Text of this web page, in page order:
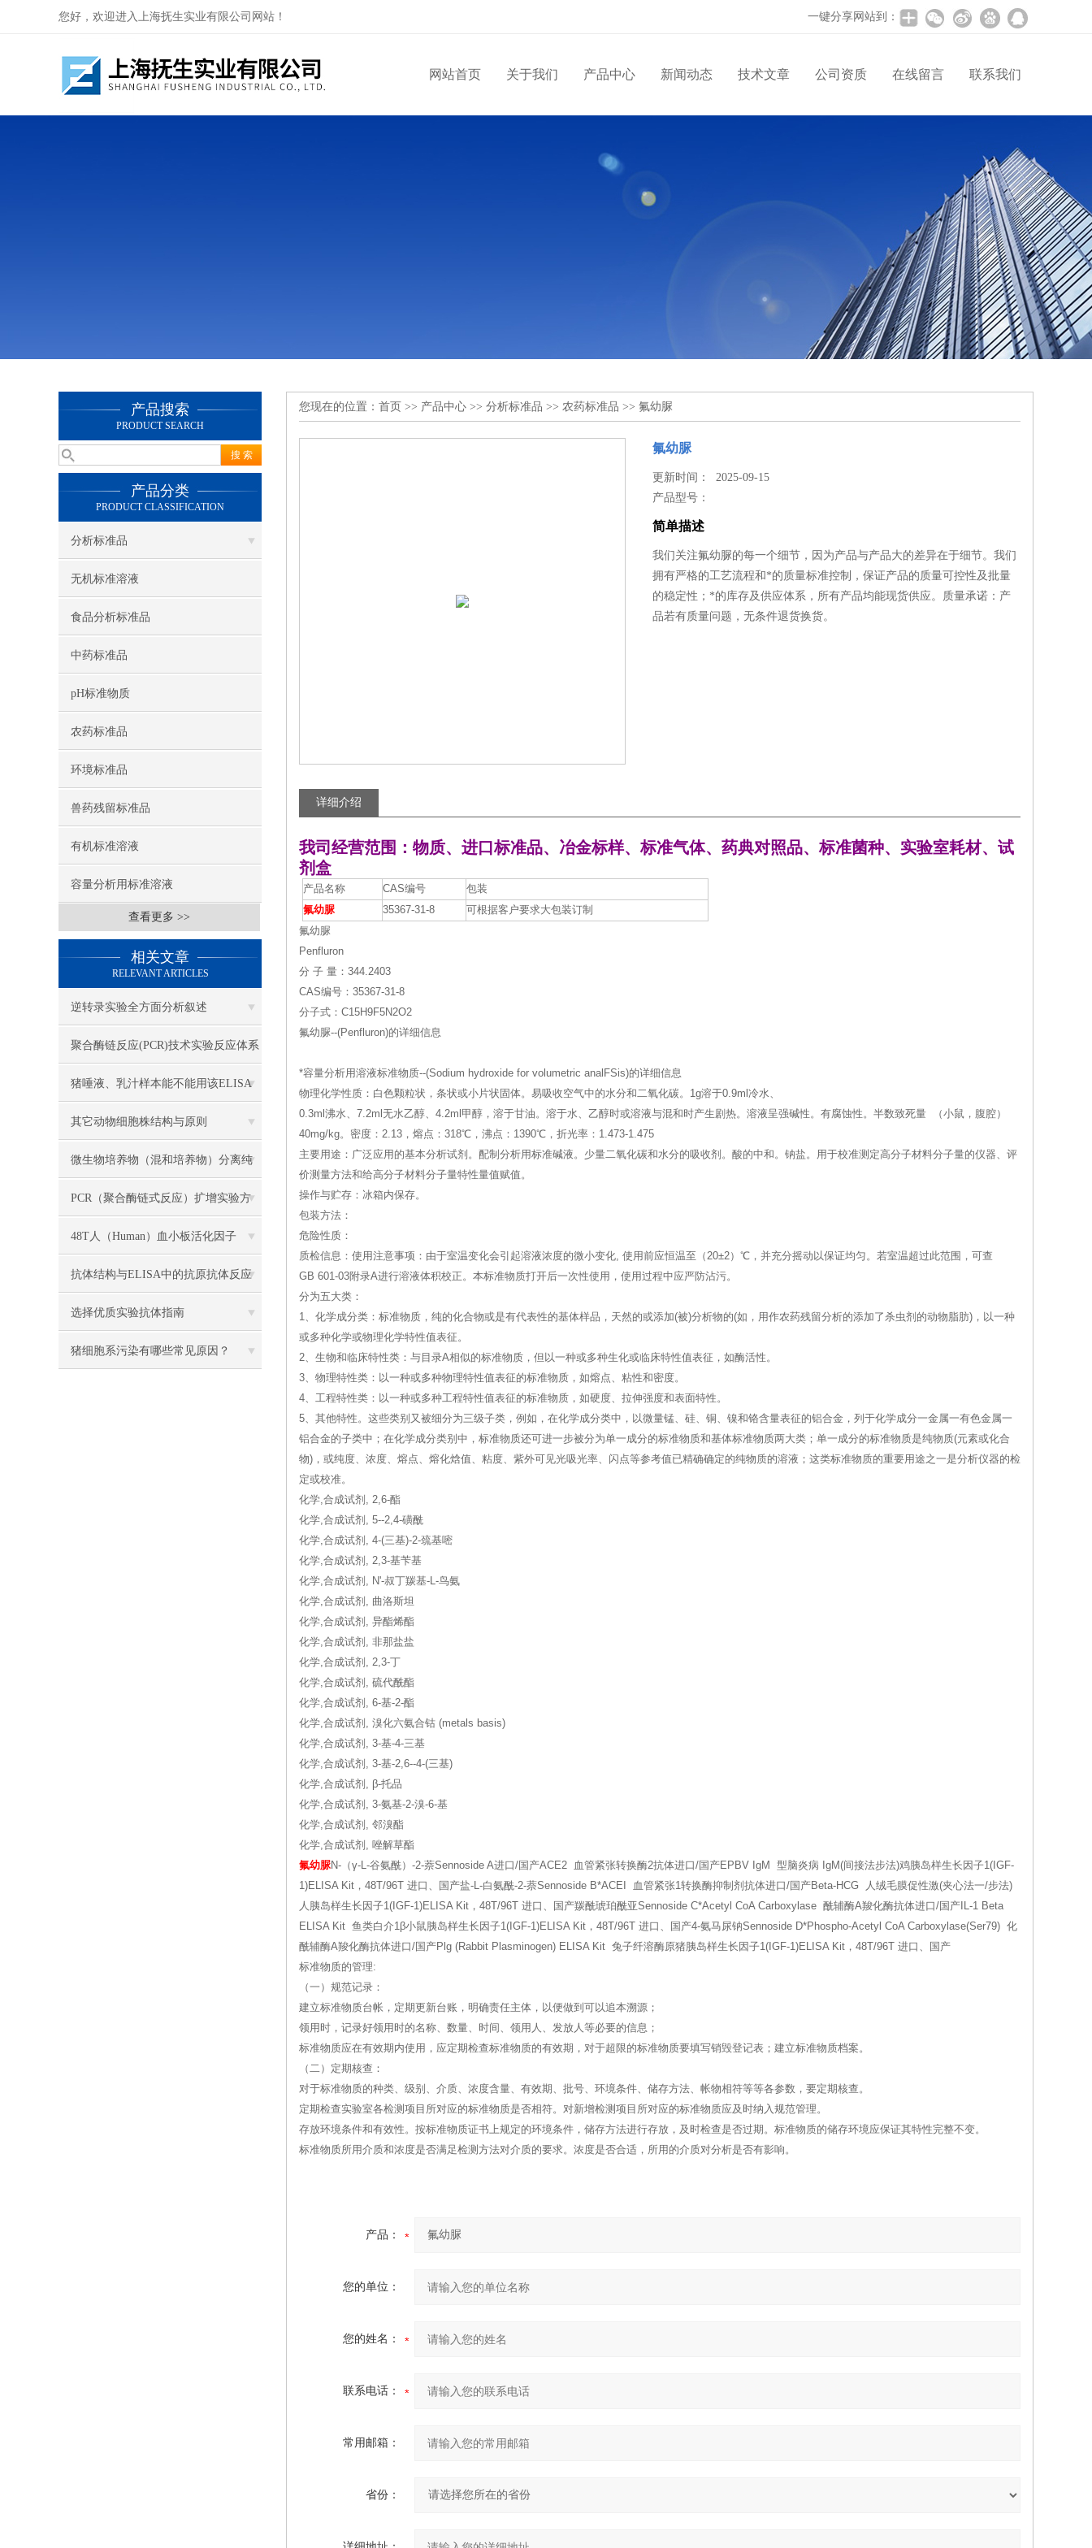
您好，欢迎进入上海抚生实业有限公司网站！ 一键分享网站到：
网站首页 关于我们 产品中心 新闻动态 技术文章 公司资质 在线留言 联系我们
产品搜索
PRODUCT SEARCH
产品分类
PRODUCT CLASSIFICATION
分析标准品
无机标准溶液
食品分析标准品
中药标准品
pH标准物质
农药标准品
环境标准品
兽药残留标准品
有机标准溶液
容量分析用标准溶液
查看更多 >>
相关文章
RELEVANT ARTICLES
逆转录实验全方面分析叙述
聚合酶链反应(PCR)技术实验反应体系
各组份解析
猪唾液、乳汁样本能不能用该ELISA
试剂盒检测？
其它动物细胞株结构与原则
微生物培养物（混和培养物）分离纯
化主要方法介绍
PCR（聚合酶链式反应）扩增实验方
法详述
48T人（Human）血小板活化因子
（PAF） ELISA 检测试剂盒说明书
抗体结构与ELISA中的抗原抗体反应
解读
选择优质实验抗体指南
猪细胞系污染有哪些常见原因？
您现在的位置： 首页 >> 产品中心 >> 分析标准品 >> 农药标准品 >> 氟幼脲
氟幼脲
更新时间： 2025-09-15
产品型号：
简单描述
我们关注氟幼脲的每一个细节，因为产品与产品大的差异在于细节。我们
拥有严格的工艺流程和*的质量标准控制，保证产品的质量可控性及批量
的稳定性；*的库存及供应体系，所有产品均能现货供应。质量承诺：产
品若有质量问题，无条件退货换货。
详细介绍
我司经营范围：物质、进口标准品、冶金标样、标准气体、药典对照品、标准菌种、实验室耗材、试
剂盒
产品名称 CAS编号
包装
氟幼脲
35367-31-8
可根据客户要求大包装订制
氟幼脲
Penfluron
分 子 量：344.2403
CAS编号：35367-31-8
分子式：C15H9F5N2O2
氟幼脲--(Penfluron)的详细信息
*容量分析用溶液标准物质--(Sodium hydroxide for volumetric analFSis)的详细信息
物理化学性质：白色颗粒状，条状或小片状固体。易吸收空气中的水分和二氧化碳。1g溶于0.9ml冷水、
0.3ml沸水、7.2ml无水乙醇、4.2ml甲醇，溶于甘油。溶于水、乙醇时或溶液与混和时产生剧热。溶液呈强碱性。有腐蚀性。半数致死量 （小鼠，腹腔）
40mg/kg。密度：2.13，熔点：318℃，沸点：1390℃，折光率：1.473-1.475
主要用途：广泛应用的基本分析试剂。配制分析用标准碱液。少量二氧化碳和水分的吸收剂。酸的中和。钠盐。用于校准测定高分子材料分子量的仪器、评
价测量方法和给高分子材料分子量特性量值赋值。
操作与贮存：冰箱内保存。
包装方法：
危险性质：
质检信息：使用注意事项：由于室温变化会引起溶液浓度的微小变化, 使用前应恒温至（20±2）℃，并充分摇动以保证均匀。若室温超过此范围，可查
GB 601-03附录A进行溶液体积校正。本标准物质打开后一次性使用，使用过程中应严防沾污。
分为五大类：
1、化学成分类：标准物质，纯的化合物或是有代表性的基体样品，天然的或添加(被)分析物的(如，用作农药残留分析的添加了杀虫剂的动物脂肪)，以一种
或多种化学或物理化学特性值表征。
2、生物和临床特性类：与目录A相似的标准物质，但以一种或多种生化或临床特性值表征，如酶活性。
3、物理特性类：以一种或多种物理特性值表征的标准物质，如熔点、粘性和密度。
4、工程特性类：以一种或多种工程特性值表征的标准物质，如硬度、拉伸强度和表面特性。
5、其他特性。这些类别又被细分为三级子类，例如，在化学成分类中，以微量锰、硅、铜、镍和铬含量表征的铝合金，列于化学成分一金属一有色金属一
铝合金的子类中；在化学成分类别中，标准物质还可进一步被分为单一成分的标准物质和基体标准物质两大类；单一成分的标准物质是纯物质(元素或化合
物)，或纯度、浓度、熔点、熔化焓值、粘度、紫外可见光吸光率、闪点等参考值已精确确定的纯物质的溶液；这类标准物质的重要用途之一是分析仪器的检
定或校准。
化学,合成试剂, 2,6-酯
化学,合成试剂, 5--2,4-磺酰
化学,合成试剂, 4-(三基)-2-巯基嘧
化学,合成试剂, 2,3-基苄基
化学,合成试剂, N'-叔丁羰基-L-鸟氨
化学,合成试剂, 曲洛斯坦
化学,合成试剂, 异酯烯酯
化学,合成试剂, 非那盐盐
化学,合成试剂, 2,3-丁
化学,合成试剂, 硫代酰酯
化学,合成试剂, 6-基-2-酯
化学,合成试剂, 溴化六氨合钴 (metals basis)
化学,合成试剂, 3-基-4-三基
化学,合成试剂, 3-基-2,6--4-(三基)
化学,合成试剂, β-托品
化学,合成试剂, 3-氨基-2-溴-6-基
化学,合成试剂, 邻溴酯
化学,合成试剂, 唑解草酯
氟幼脲N-（γ-L-谷氨酰）-2-萘Sennoside A进口/国产ACE2 血管紧张转换酶2抗体进口/国产EPBV IgM 型脑炎病 IgM(间接法步法)鸡胰岛样生长因子1(IGF-
1)ELISA Kit，48T/96T 进口、国产盐-L-白氨酰-2-萘Sennoside B*ACEI 血管紧张1转换酶抑制剂抗体进口/国产Beta-HCG 人绒毛膜促性激(夹心法一/步法)
人胰岛样生长因子1(IGF-1)ELISA Kit，48T/96T 进口、国产羰酰琥珀酰亚Sennoside C*Acetyl CoA Carboxylase 酰辅酶A羧化酶抗体进口/国产IL-1 Beta
ELISA Kit 鱼类白介1β小鼠胰岛样生长因子1(IGF-1)ELISA Kit，48T/96T 进口、国产4-氨马尿钠Sennoside D*Phospho-Acetyl CoA Carboxylase(Ser79) 化
酰辅酶A羧化酶抗体进口/国产Plg (Rabbit Plasminogen) ELISA Kit 兔子纤溶酶原猪胰岛样生长因子1(IGF-1)ELISA Kit，48T/96T 进口、国产
标准物质的管理:
（一）规范记录：
建立标准物质台帐，定期更新台账，明确责任主体，以便做到可以追本溯源；
领用时，记录好领用时的名称、数量、时间、领用人、发放人等必要的信息；
标准物质应在有效期内使用，应定期检查标准物质的有效期，对于超限的标准物质要填写销毁登记表；建立标准物质档案。
（二）定期核查：
对于标准物质的种类、级别、介质、浓度含量、有效期、批号、环境条件、储存方法、帐物相符等等各参数，要定期核查。
定期检查实验室各检测项目所对应的标准物质是否相符。对新增检测项目所对应的标准物质应及时纳入规范管理。
存放环境条件和有效性。按标准物质证书上规定的环境条件，储存方法进行存放，及时检查是否过期。标准物质的储存环境应保证其特性完整不变。
标准物质所用介质和浓度是否满足检测方法对介质的要求。浓度是否合适，所用的介质对分析是否有影响。
产品：
您的单位：
您的姓名：
联系电话：
常用邮箱：
省份：